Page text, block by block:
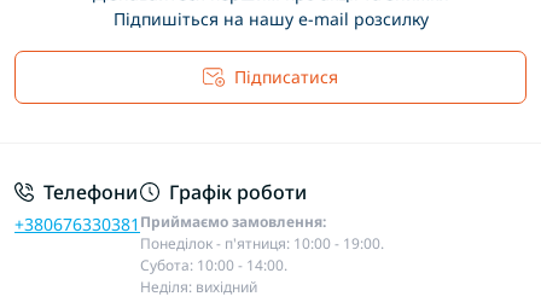
Підпишіться на нашу e-mail розсилку
Підписатися
Телефони
+380676330381
Графік роботи
Приймаємо замовлення:
Понеділок - п'ятниця: 10:00 - 19:00.
Субота: 10:00 - 14:00.
Неділя: вихідний